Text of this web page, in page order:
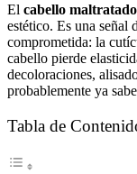
El cabello
estético. Es una señal
comprometida: la
cabello pierde
decoloraciones,
probablemente ya
Tabla de